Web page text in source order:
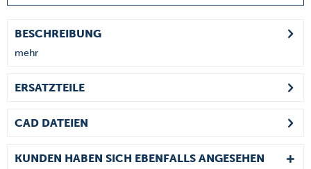
BESCHREIBUNG
mehr
ERSATZTEILE
CAD DATEIEN
KUNDEN HABEN SICH EBENFALLS ANGESEHEN